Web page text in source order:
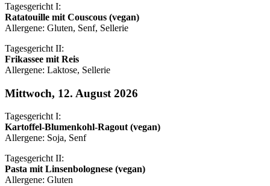
Tagesgericht I:
Ratatouille mit Couscous (vegan)
Allergene: Gluten, Senf, Sellerie
Tagesgericht II:
Frikassee mit Reis
Allergene: Laktose, Sellerie
Mittwoch, 12. August 2026
Tagesgericht I:
Kartoffel-Blumenkohl-Ragout (vegan)
Allergene: Soja, Senf
Tagesgericht II:
Pasta mit Linsenbolognese (vegan)
Allergene: Gluten